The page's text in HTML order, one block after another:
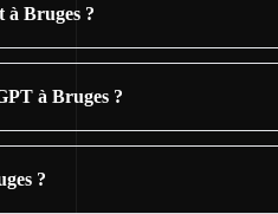
à Bruges ?
à Bruges ?
?